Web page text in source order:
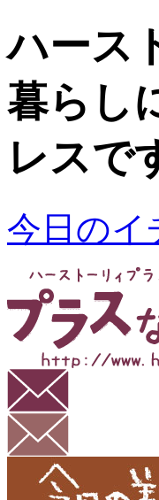
ハース
暮らし
レスで
今日の